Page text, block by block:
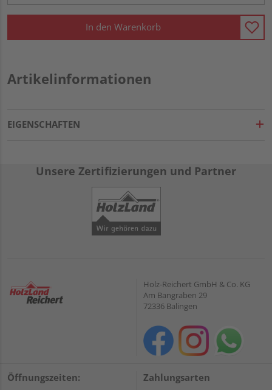
In den Warenkorb
Artikelinformationen
EIGENSCHAFTEN
Unsere Zertifizierungen und Partner
Holz-Reichert GmbH & Co. KG
Am Bangraben 29
72336 Balingen
Öffnungszeiten: Zahlungsarten